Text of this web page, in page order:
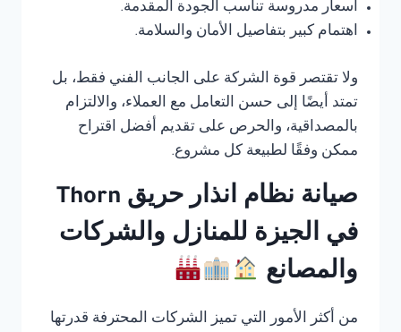
أسعار مدروسة تناسب الجودة المقدمة.
اهتمام كبير بتفاصيل الأمان والسلامة.
ولا تقتصر قوة الشركة على الجانب الفني فقط، بل
تمتد أيضًا إلى حسن التعامل مع العملاء، والالتزام
بالمصداقية، والحرص على تقديم أفضل اقتراح
ممكن وفقًا لطبيعة كل مشروع.
صيانة نظام انذار حريق Thorn
في الجيزة للمنازل والشركات
والمصانع
من أكثر الأمور التي تميز الشركات المحترفة قدرتها